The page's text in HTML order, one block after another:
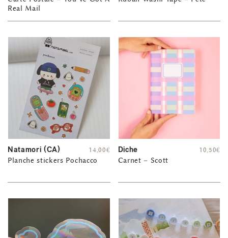
Real Mail
Natamori (CA)
Planche stickers Pochacco
14,00€ Diche
Carnet – Scott
10,50€